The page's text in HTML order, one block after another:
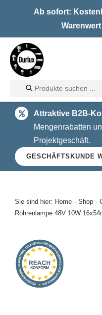
Ab sofort:
Home
LED
Halogen
Glühlampen
Kontakt
Products
search
Attraktive B2B-
Mengenrabatten
Projektgeschäft.
GESCHÄFTSKUNDE
Sie sind hier: Home Shop
Röhrenlampe 48V 10W